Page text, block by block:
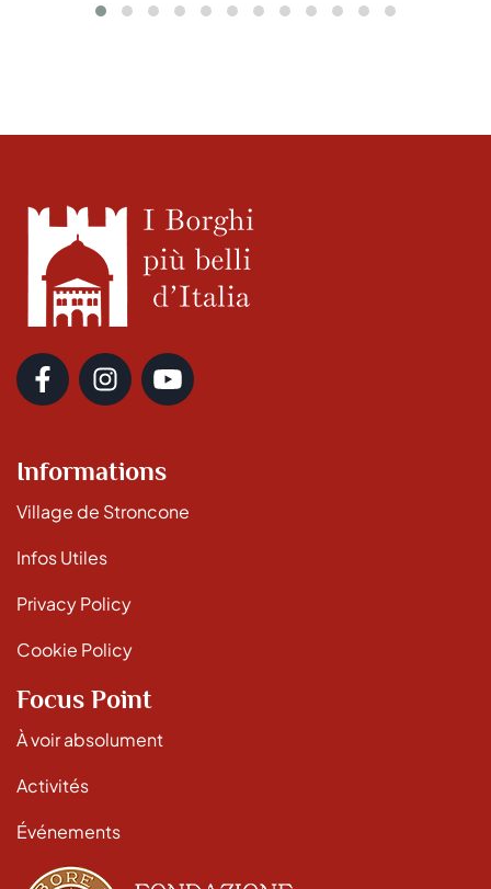
Informations
Village de Stroncone
Infos Utiles
Privacy Policy
Cookie Policy
Focus Point
À voir absolument
Activités
Événements